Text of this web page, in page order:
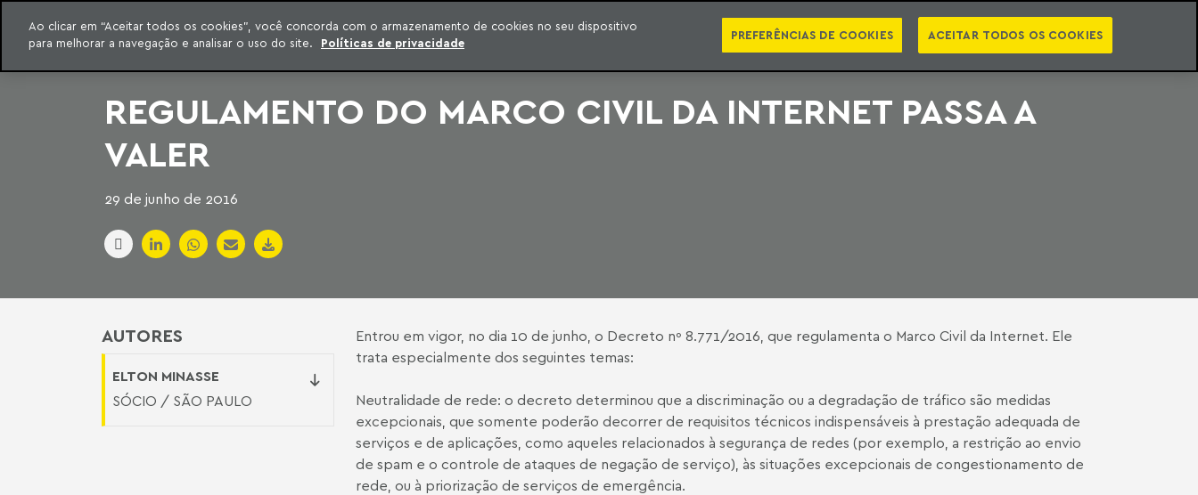
para o conteúdo
Machado Meyer
INTELIGÊNCIA JURÍDICA
CONTEÚDO EXCLUSIVO MACHADO MEYER ADVOGADOS
SÉRIES PUBLICAÇÕES EBOOKS PODCASTS NEWSLETTER VIDEOCASTS PT EN CATEGORIAS
REGULAMENTO DO MARCO CIVIL DA INTERNET PASSA A
VALER
29 de junho de 2016
AUTORES
ELTON MINASSE
SÓCIO / SÃO PAULO
Entrou em vigor, no dia 10 de junho, o Decreto nº 8.771/2016, que regulamenta o Marco Civil da Internet. Ele
trata especialmente dos seguintes temas:
Neutralidade de rede: o decreto determinou que a discriminação ou a degradação de tráfico são medidas
excepcionais, que somente poderão decorrer de requisitos técnicos indispensáveis à prestação adequada de
serviços e de aplicações, como aqueles relacionados à segurança de redes (por exemplo, a restrição ao envio
de spam e o controle de ataques de negação de serviço), às situações excepcionais de congestionamento de
rede, ou à priorização de serviços de emergência.
Ao clicar em “Aceitar todos os cookies”, você concorda com o armazenamento de cookies no seu dispositivo
para melhorar a navegação e analisar o uso do site.
Políticas de privacidade
PREFERÊNCIAS DE COOKIES ACEITAR TODOS OS COOKIES